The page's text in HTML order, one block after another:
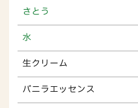
さとう
水
生クリーム
バニラエッセンス